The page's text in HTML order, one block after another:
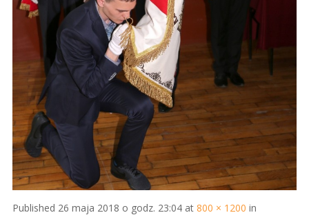
Published 26 maja 2018 o godz. 23:04at 800 × 1200 in